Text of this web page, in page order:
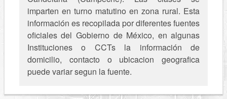
imparten en turno matutino en zona rural. Esta
información es recopilada por diferentes fuentes
oficiales del Gobierno de México, en algunas
Instituciones o CCTs la información de
domicilio, contacto o ubicacion geografica
puede variar segun la fuente.